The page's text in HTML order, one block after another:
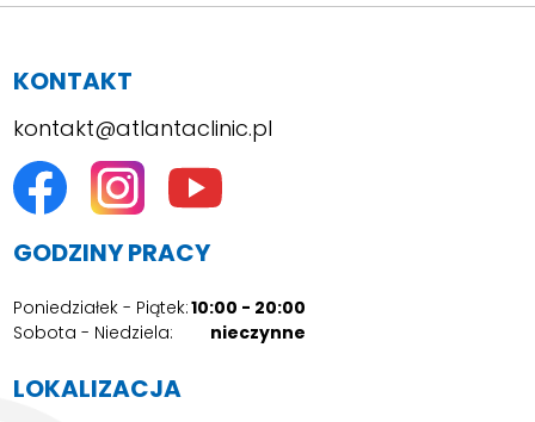
KONTAKT
kontakt@atlantaclinic.pl
GODZINY PRACY
Poniedziałek - Piątek:10:00 - 20:00
Sobota - Niedziela:
nieczynne
LOKALIZACJA